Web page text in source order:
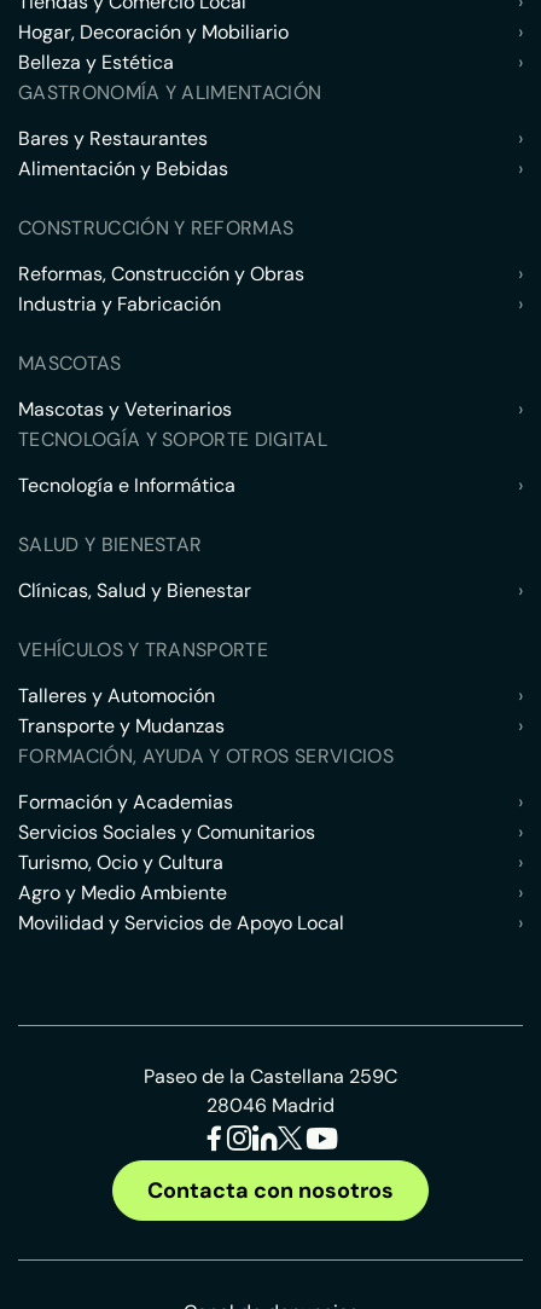
Hogar, Decoración y Mobiliario
›
Belleza y Estética
›
GASTRONOMÍA Y ALIMENTACIÓN
Bares y Restaurantes
›
Alimentación y Bebidas
›
CONSTRUCCIÓN Y REFORMAS
Reformas, Construcción y Obras
›
Industria y Fabricación
›
MASCOTAS
Mascotas y Veterinarios
›
TECNOLOGÍA Y SOPORTE DIGITAL
Tecnología e Informática
›
SALUD Y BIENESTAR
Clínicas, Salud y Bienestar
›
VEHÍCULOS Y TRANSPORTE
Talleres y Automoción
›
Transporte y Mudanzas
›
FORMACIÓN, AYUDA Y OTROS SERVICIOS
Formación y Academias
›
Servicios Sociales y Comunitarios
›
Turismo, Ocio y Cultura
›
Agro y Medio Ambiente
›
Movilidad y Servicios de Apoyo Local
›
Paseo de la Castellana 259C
28046 Madrid
Contacta con nosotros